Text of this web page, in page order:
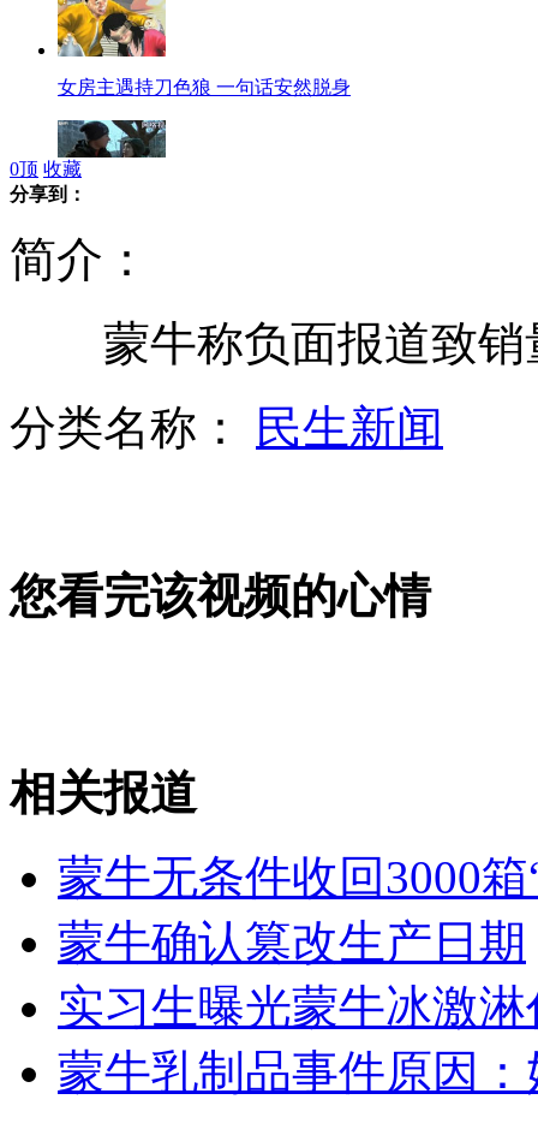
女房主遇持刀色狼 一句话安然脱身
普京被指奢靡：20豪宅43架飞机4艘游艇
新一代"神曲"比《忐忑》更忐忑
山西运城恶犬咬伤多人 警民合力深夜将其击毙
女孩北京地铁殴打老人 痛下狠手拳打脚踢
0顶 收藏
分享到：
简介：
蒙牛称负面报道致销
分类名称：
民生新闻
您看完该视频的心情
相关报道
蒙牛无条件收回3000
蒙牛确认篡改生产日期
实习生曝光蒙牛冰激
蒙牛乳制品事件原因